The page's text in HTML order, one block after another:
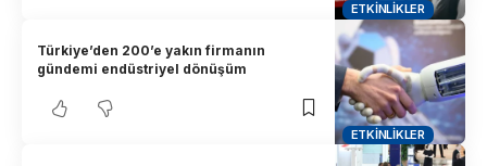
ETKINLIKLER
ETKINLIKLER
Türkiye’den 200’e yakın firmanın
gündemi endüstriyel dönüşüm